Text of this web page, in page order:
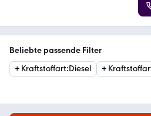
Beliebte passende Filter
+ Kraftstoffart:Diesel +